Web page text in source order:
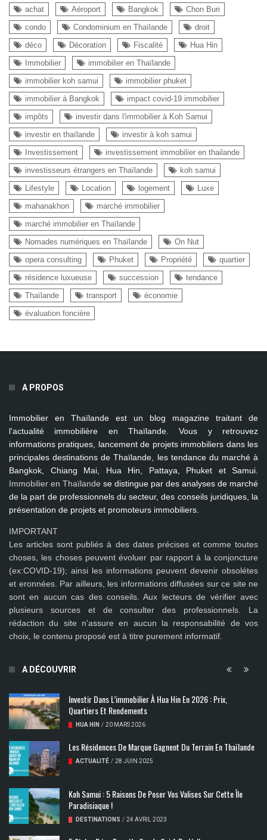
achat Aéroport Bangkok
Chon Buri
condo
Condominium en Thaïlande
droit
déco
Décoration Fiscalité
Hua Hin
Immobilier
immobilier en Thaïlande
immobilier koh samui
immobilier phuket
immobilier à Bangkok
impact covid-19 immobilier
impôts
investir dans l'immobilier à Koh Samui
investir en thaïlande
investir à koh samui
Investissement
investissement immobilier en thailande
investisseurs étrangers en Thaïlande
koh samui
Lifestyle
Location logement
Luxe
mahanakhon
marché immobilier
marché immobilier en Thaïlande
Nomades numériques en Thaïlande
On Nut
opera consulting
Phuket Propriété
quartier
résidence luxueuse
succession
tendance
Thaïlande
transport
économie
évaluation foncière
A PROPOS
Immobilier en Thaïlande est un blog magazine traitant de
l'actualité immobilière en Thaïlande. Vous y retrouvez
informations pratiques, lancement de projets immobiliers dans les
principales destinations de Thaïlande, les tendance du marché à
Bangkok, Chiang Mai, Hua Hin, Pattaya, Phuket et Samui
Immobilier en Thaïlande se distingue par des analyses de marché
de la part de professionnels du secteur, des conseils juridiques, la
présentation de projets et promoteurs immobiliers.
IMPORTANT
Les articles sont publiés à des dates précises et comme toutes
choses, les choses peuvent évoluer par rapport à la conjoncture
(ex:COVID-19); ainsi les informations peuvent devenir obsolétes
et eronnées. Par ailleurs, les informations diffusées sur ce site ne
sont en aucun cas des conseils. Aux lecteurs de vérifier avec
plusieurs sources et de consulter des professionnels. La
rédaction du site n'assure en aucun la responsabilité de vos
choix, le contenu proposé est à titre purement informatif.
A DÉCOUVRIR
Investir Dans L’immobilier À Hua Hin En 2026 : Prix,
Quartiers Et Rendements
HUA HIN / 20 MARS 2026
Les Résidences De Marque Gagnent Du Terrain En Thaïlande
ACTUALITÉ / 28 JUIN 2025
Koh Samui : 5 Raisons De Poser Vos Valises Sur Cette Île
Paradisiaque !
DESTINATIONS / 24 AVRIL 2023